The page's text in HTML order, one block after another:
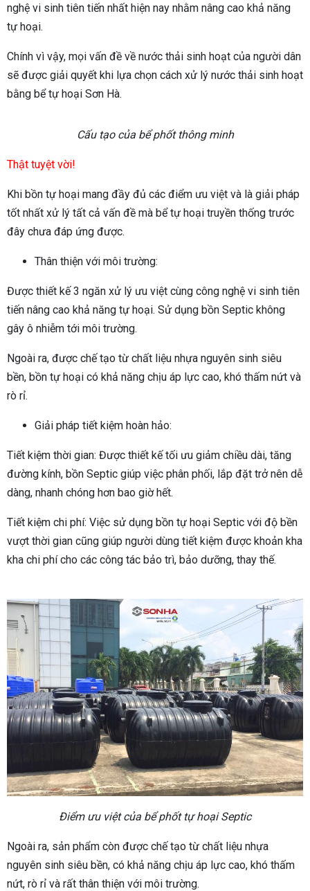
nghệ vi sinh tiên tiến nhất hiện nay nhằm nâng cao khả năng
tự hoại.
Chính vì vậy, mọi vấn đề về nước thải sinh hoạt của người dân
sẽ được giải quyết khi lựa chọn cách xử lý nước thải sinh hoạt
bằng bể tự hoại Sơn Hà.
Cấu tạo của bể phốt thông minh
Thật tuyệt vời!
Khi bồn tự hoại mang đầy đủ các điểm ưu việt và là giải pháp
tốt nhất xử lý tất cả vấn đề mà bể tự hoại truyền thống trước
đây chưa đáp ứng được.
Thân thiện với môi trường:
Được thiết kế 3 ngăn xử lý ưu việt cùng công nghệ vi sinh tiên
tiến nâng cao khả năng tự hoại. Sử dụng bồn Septic không
gây ô nhiễm tới môi trường.
Ngoài ra, được chế tạo từ chất liệu nhựa nguyên sinh siêu
bền, bồn tự hoại có khả năng chịu áp lực cao, khó thấm nứt và
rò rỉ.
Giải pháp tiết kiệm hoàn hảo:
Tiết kiệm thời gian: Được thiết kế tối ưu giảm chiều dài, tăng
đường kính, bồn Septic giúp việc phân phối, lắp đặt trở nên dễ
dàng, nhanh chóng hơn bao giờ hết.
Tiết kiệm chi phí: Việc sử dụng bồn tự hoại Septic với độ bền
vượt thời gian cũng giúp người dùng tiết kiệm được khoản kha
kha chi phí cho các công tác bảo trì, bảo dưỡng, thay thế.
Điểm ưu việt của bể phốt tự hoại Septic
Ngoài ra, sản phẩm còn được chế tạo từ chất liệu nhựa
nguyên sinh siêu bền, có khả năng chịu áp lực cao, khó thấm
nứt, rò rỉ và rất thân thiện với môi trường.